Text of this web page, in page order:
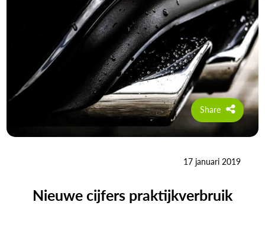
Share
17 januari 2019
Nieuwe cijfers praktijkverbruik